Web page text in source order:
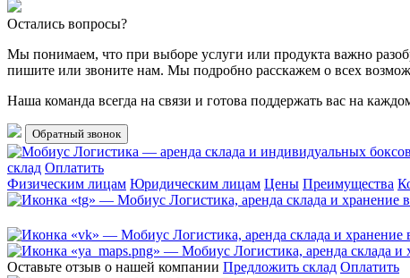
Остались вопросы?
Мы понимаем, что при выборе услуги или продукта важно
пишите или звоните нам. Мы подробно расскажем о всех
Наша команда всегда на связи и готова поддержать вас на
Обратный звонок
склад Оплатить
Физическим лицам Юридическим лицам Цены Преимущества
Оставьте отзыв о нашей компании Предложить склад Оплатить